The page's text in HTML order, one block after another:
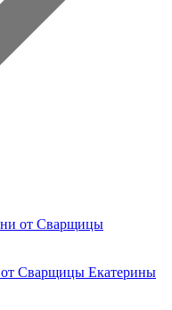
от Сварщицы
Сварщицы Екатерины